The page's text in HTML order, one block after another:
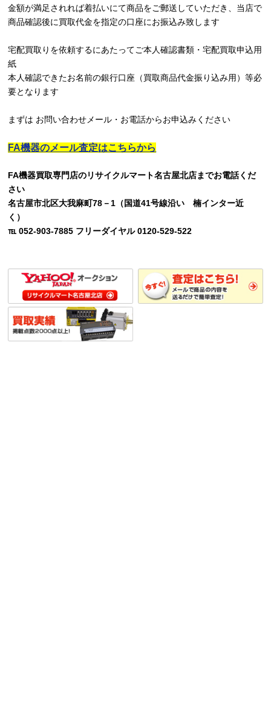
金額が満足されれば着払いにて商品をご郵送していただき、当店で
商品確認後に買取代金を指定の口座にお振込み致します
宅配買取りを依頼するにあたってご本人確認書類・宅配買取申込用
紙
本人確認できたお名前の銀行口座（買取商品代金振り込み用）等必
要となります
まずは お問い合わせメール・お電話からお申込みください
FA機器のメール査定はこちらから
FA機器買取専門店のリサイクルマート名古屋北店までお電話くだ
さい
名古屋市北区大我麻町78－1（国道41号線沿い 楠インター近
く）
℡ 052-903-7885 フリーダイヤル 0120-529-522